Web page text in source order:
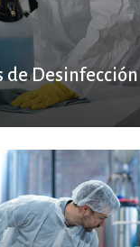
de Desinfección